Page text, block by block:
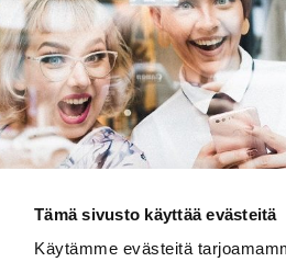
Tämä sivusto käyttää evästeitä
Käytämme evästeitä